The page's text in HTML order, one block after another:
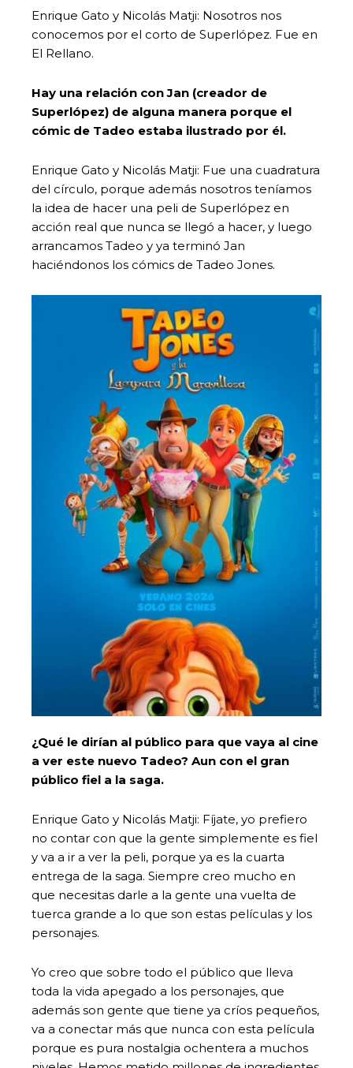
Enrique Gato y Nicolás Matji: Nosotros nos
conocemos por el corto de Superlópez. Fue en
El Rellano.
Hay una relación con Jan (creador de
Superlópez) de alguna manera porque el
cómic de Tadeo estaba ilustrado por él.
Enrique Gato y Nicolás Matji: Fue una cuadratura
del círculo, porque además nosotros teníamos
la idea de hacer una peli de Superlópez en
acción real que nunca se llegó a hacer, y luego
arrancamos Tadeo y ya terminó Jan
haciéndonos los cómics de Tadeo Jones.
¿Qué le dirían al público para que vaya al cine
a ver este nuevo Tadeo? Aun con el gran
público fiel a la saga.
Enrique Gato y Nicolás Matji: Fíjate, yo prefiero
no contar con que la gente simplemente es fiel
y va a ir a ver la peli, porque ya es la cuarta
entrega de la saga. Siempre creo mucho en
que necesitas darle a la gente una vuelta de
tuerca grande a lo que son estas películas y los
personajes.
Yo creo que sobre todo el público que lleva
toda la vida apegado a los personajes, que
además son gente que tiene ya críos pequeños,
va a conectar más que nunca con esta película
porque es pura nostalgia ochentera a muchos